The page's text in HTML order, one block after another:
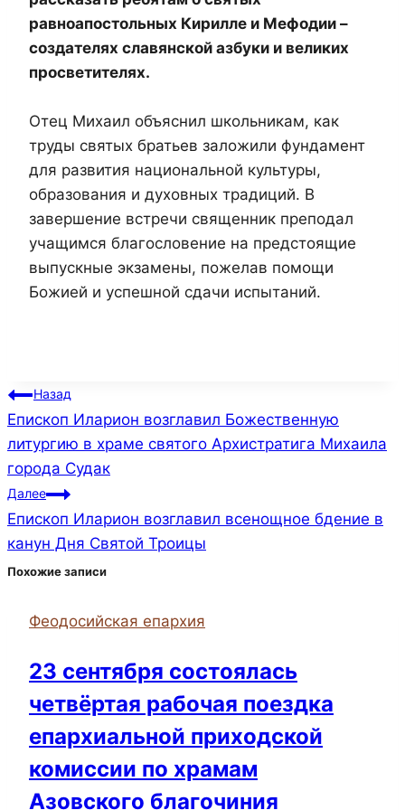
равноапостольных Кирилле и Мефодии –
создателях славянской азбуки и великих
просветителях.
Отец Михаил объяснил школьникам, как
труды святых братьев заложили фундамент
для развития национальной культуры,
образования и духовных традиций. В
завершение встречи священник преподал
учащимся благословение на предстоящие
выпускные экзамены, пожелав помощи
Божией и успешной сдачи испытаний.
Назад
Епископ Иларион возглавил Божественную
литургию в храме святого Архистратига Михаила
города Судак
Далее
Епископ Иларион возглавил всенощное бдение в
канун Дня Святой Троицы
Похожие записи
Феодосийская епархия
23 сентября состоялась
четвёртая рабочая поездка
епархиальной приходской
комиссии по храмам
Азовского благочиния